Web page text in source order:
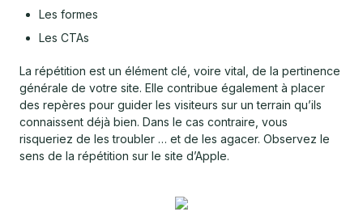
Les formes
Les CTAs
La répétition est un élément clé, voire vital, de la pertinence
générale de votre site. Elle contribue également à placer
des repères pour guider les visiteurs sur un terrain qu’ils
connaissent déjà bien. Dans le cas contraire, vous
risqueriez de les troubler … et de les agacer. Observez le
sens de la répétition sur le site d’Apple.